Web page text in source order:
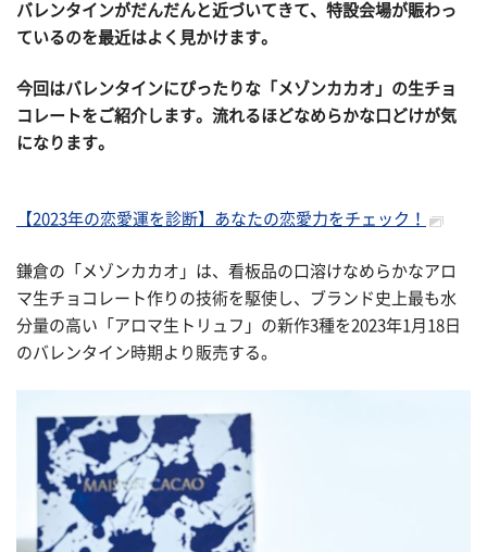
バレンタインがだんだんと近づいてきて、特設会場が賑わっ
ているのを最近はよく見かけます。
今回はバレンタインにぴったりな「メゾンカカオ」の生チョ
コレートをご紹介します。流れるほどなめらかな口どけが気
になります。
【2023年の恋愛運を診断】あなたの恋愛力をチェック！
鎌倉の「メゾンカカオ」は、看板品の口溶けなめらかなアロ
マ生チョコレート作りの技術を駆使し、ブランド史上最も水
分量の高い「アロマ生トリュフ」の新作3種を2023年1月18日
のバレンタイン時期より販売する。